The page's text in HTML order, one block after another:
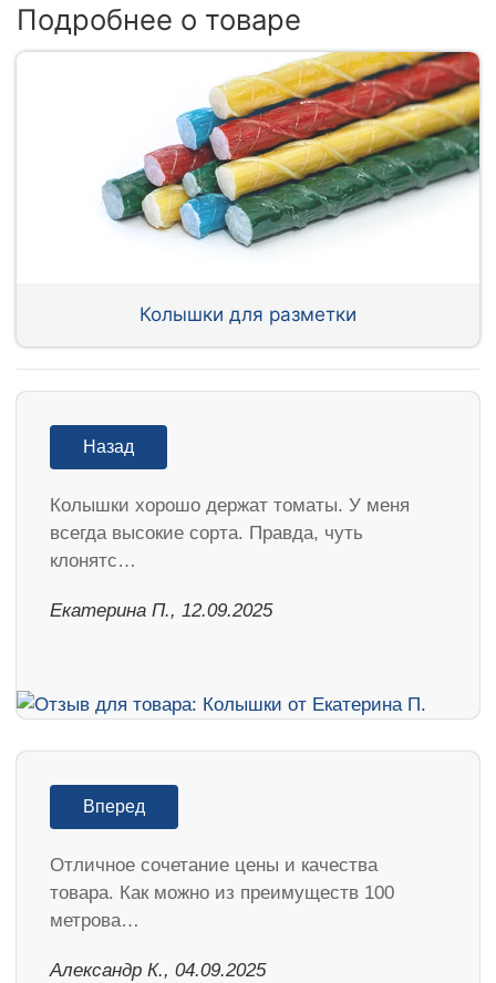
Подробнее о товаре
Колышки для разметки
Назад
Колышки хорошо держат томаты. У меня
всегда высокие сорта. Правда, чуть
клонятс…
Екатерина П., 12.09.2025
Вперед
Отличное сочетание цены и качества
товара. Как можно из преимуществ 100
метрова…
Александр К., 04.09.2025